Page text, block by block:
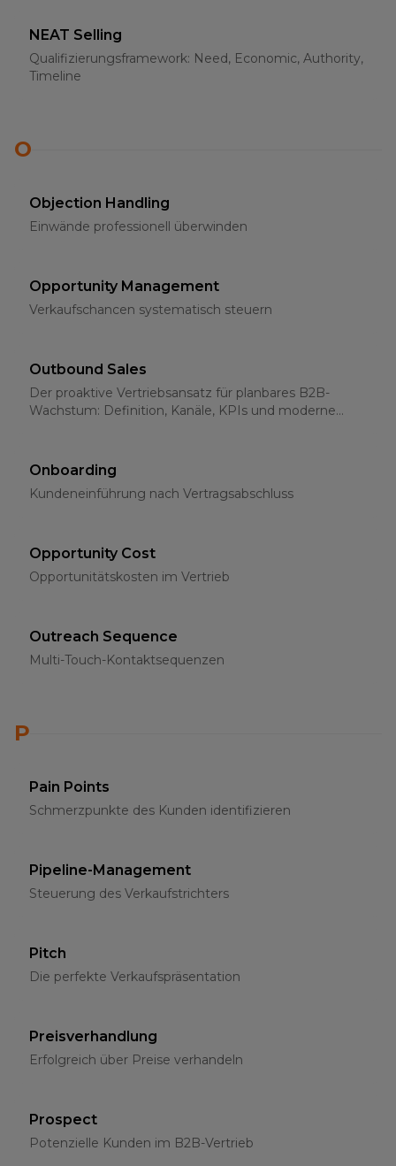
NEAT Selling
Qualifizierungsframework: Need, Economic, Authority,
Timeline
O
Objection Handling
Einwände professionell überwinden
Opportunity Management
Verkaufschancen systematisch steuern
Outbound Sales
Der proaktive Vertriebsansatz für planbares B2B-
Wachstum: Definition, Kanäle, KPIs und moderne
Onboarding
Kundeneinführung nach Vertragsabschluss
Opportunity Cost
Opportunitätskosten im Vertrieb
Outreach Sequence
Multi-Touch-Kontaktsequenzen
P
Pain Points
Schmerzpunkte des Kunden identifizieren
Pipeline-Management
Steuerung des Verkaufstrichters
Pitch
Die perfekte Verkaufspräsentation
Preisverhandlung
Erfolgreich über Preise verhandeln
Prospect
Potenzielle Kunden im B2B-Vertrieb